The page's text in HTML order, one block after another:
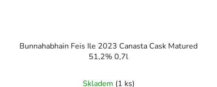
Bunnahabhain Feis Ile 2023 Canasta Cask Matured
51,2% 0,7l
Skladem (1 ks)